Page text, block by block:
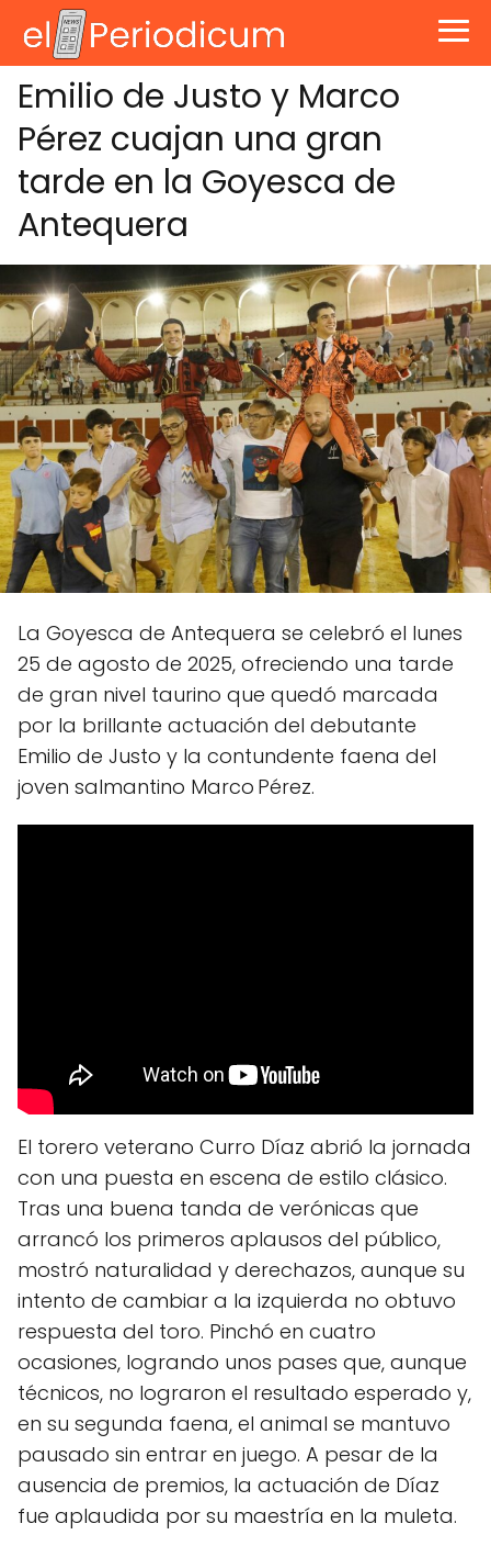
Emilio de Justo y Marco
Pérez cuajan una gran
tarde en la Goyesca de
Antequera
La Goyesca de Antequera se celebró el lunes
25 de agosto de 2025, ofreciendo una tarde
de gran nivel taurino que quedó marcada
por la brillante actuación del debutante
Emilio de Justo y la contundente faena del
joven salmantino Marco Pérez.
El torero veterano Curro Díaz abrió la jornada
con una puesta en escena de estilo clásico.
Tras una buena tanda de verónicas que
arrancó los primeros aplausos del público,
mostró naturalidad y derechazos, aunque su
intento de cambiar a la izquierda no obtuvo
respuesta del toro. Pinchó en cuatro
ocasiones, logrando unos pases que, aunque
técnicos, no lograron el resultado esperado y,
en su segunda faena, el animal se mantuvo
pausado sin entrar en juego. A pesar de la
ausencia de premios, la actuación de Díaz
fue aplaudida por su maestría en la muleta.